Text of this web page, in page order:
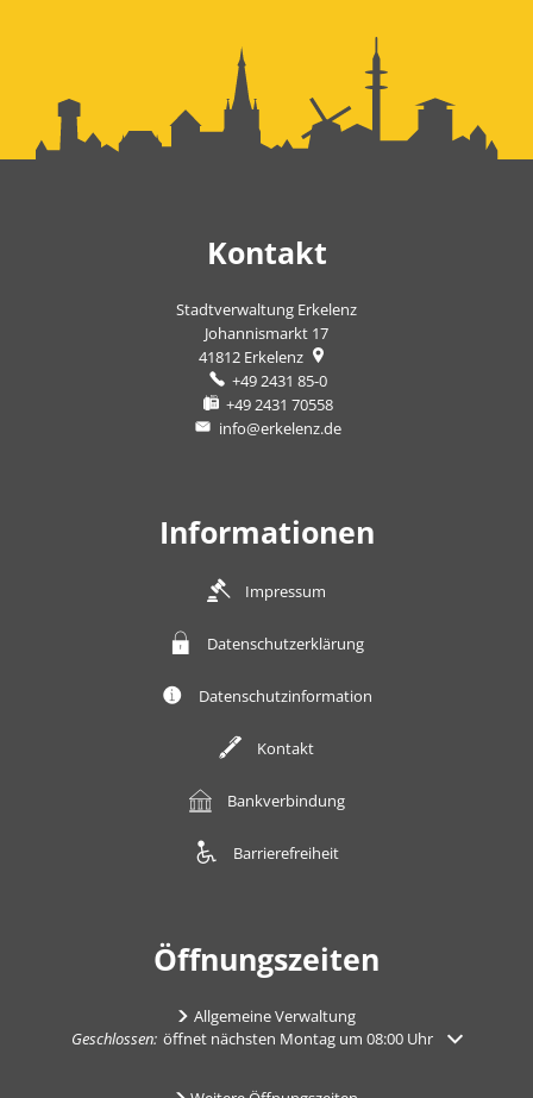
Kontakt
Stadtverwaltung Erkelenz
Johannismarkt 17
41812 Erkelenz
+49 2431 85-0
+49 2431 70558
info@erkelenz.de
Informationen
Impressum
Datenschutzerklärung
Datenschutzinformation
Kontakt
Bankverbindung
Barrierefreiheit
Öffnungszeiten
Allgemeine Verwaltung
Klicken, um weitere Öffnungs- oder Schließzeiten auszublenden
Geschlossen: öffnet nächsten Montag um 08:00 Uhr